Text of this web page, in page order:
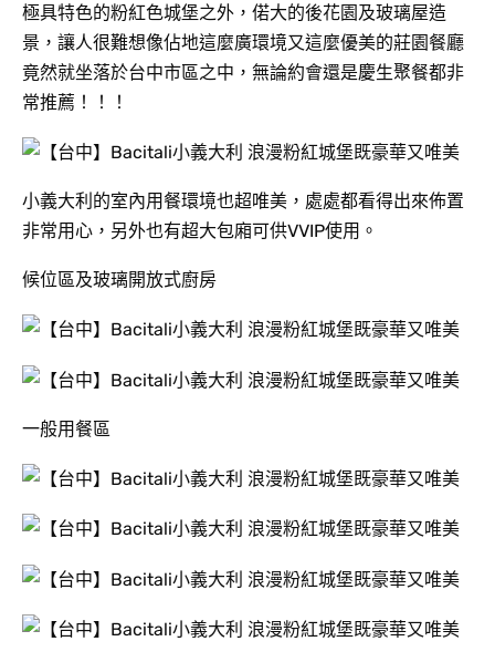
極具特色的粉紅色城堡之外，偌大的後花園及玻璃屋造
景，讓人很難想像佔地這麼廣環境又這麼優美的莊園餐廳
竟然就坐落於台中市區之中，無論約會還是慶生聚餐都非
常推薦！！！
小義大利的室內用餐環境也超唯美，處處都看得出來佈置
非常用心，另外也有超大包廂可供VVIP使用。
候位區及玻璃開放式廚房
一般用餐區